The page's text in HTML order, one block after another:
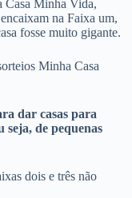
Casa Minha Vida,
na Faixa um,
fosse muito gigante.
Minha Casa
dar casas para
seja, de pequenas
dois e três não